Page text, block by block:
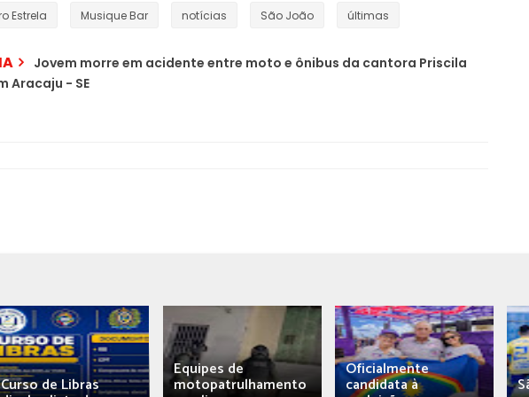
Estrela Musique Bar notícias São João últimas
Jovem morre em acidente entre moto e ônibus da cantora Priscila
Aracaju - SE
Curso de Libras
Equipes de
motopatrulhamento
Oficialmente
candidata à